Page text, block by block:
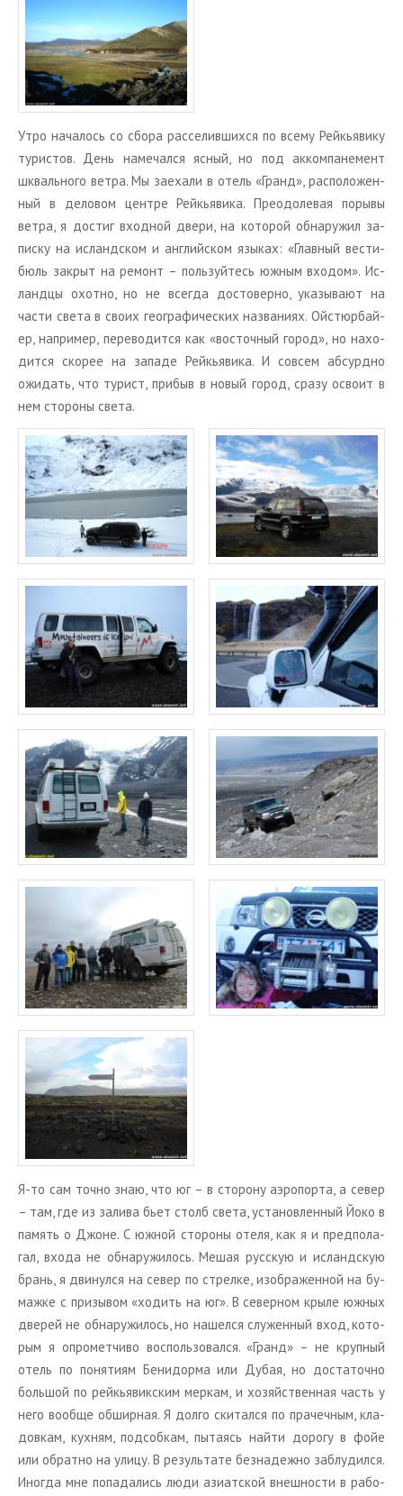
Утро на­ча­лось со сбора рас­се­лив­ших­ся по всему Рейкья­ви­ку
ту­ри­стов. День на­ме­чал­ся ясный, но под ак­ком­па­не­мент
шкваль­но­го ветра. Мы за­еха­ли в отель «Гранд», рас­по­ло­жен­
ный в де­ло­вом цен­тре Рейкья­ви­ка. Пре­одо­ле­вая по­ры­вы
ветра, я до­стиг вход­ной двери, на ко­то­рой об­на­ру­жил за­
пис­ку на ис­ланд­ском и ан­глий­ском язы­ках: «Глав­ный ве­сти­
бюль за­крыт на ре­монт – поль­зуй­тесь южным вхо­дом». Ис­
ланд­цы охот­но, но не все­гда до­сто­вер­но, ука­зы­ва­ют на
части света в своих гео­гра­фи­че­ских на­зва­ни­ях. Ой­стюр­бай­
ер, на­при­мер, пе­ре­во­дит­ся как «во­сточ­ный город», но на­хо­
дит­ся ско­рее на за­па­де Рейкья­ви­ка. И со­всем аб­сурд­но
ожи­дать, что ту­рист, при­быв в новый город, сразу осво­ит в
нем сто­ро­ны света.
Я-то сам точно знаю, что юг – в сто­ро­ну аэро­пор­та, а север
– там, где из за­ли­ва бьет столб света, уста­нов­лен­ный Йоко в
па­мять о Джоне. С южной сто­ро­ны отеля, как я и пред­по­ла­
гал, входа не об­на­ру­жи­лось. Мешая рус­скую и ис­ланд­скую
брань, я дви­нул­ся на север по стрел­ке, изоб­ра­жен­ной на бу­
маж­ке с при­зы­вом «хо­дить на юг». В се­вер­ном крыле южных
две­рей не об­на­ру­жи­лось, но на­шел­ся слу­жен­ный вход, ко­то­
рым я опро­мет­чи­во вос­поль­зо­вал­ся. «Гранд» – не круп­ный
отель по по­ня­ти­ям Бе­ни­дор­ма или Дубая, но до­ста­точ­но
боль­шой по рейкь­я­вик­ским мер­кам, и хо­зяй­ствен­ная часть у
него во­об­ще об­шир­ная. Я долго ски­тал­ся по пра­чеч­ным, кла­
дов­кам, кух­ням, под­соб­кам, пы­та­ясь найти до­ро­гу в фойе
или об­рат­но на улицу. В ре­зуль­та­те без­на­деж­но за­блу­дил­ся.
Ино­гда мне по­па­да­лись люди ази­ат­ской внеш­но­сти в ра­бо­